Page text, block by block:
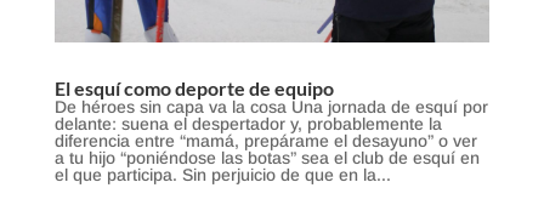
El esquí como deporte de equipo
De héroes sin capa va la cosa Una jornada de esquí por
delante: suena el despertador y, probablemente la
diferencia entre “mamá, prepárame el desayuno” o ver
a tu hijo “poniéndose las botas” sea el club de esquí en
el que participa. Sin perjuicio de que en la...